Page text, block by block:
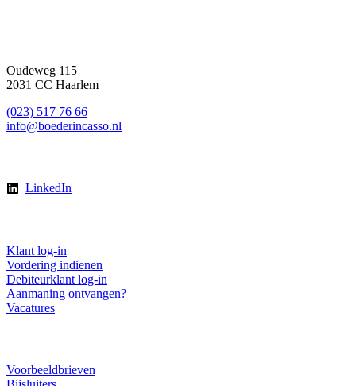
Oudeweg 115
2031 CC Haarlem
(023) 517 76 66
info@boederincasso.nl
LinkedIn
Klant log-in
Vordering indienen
Debiteurklant log-in
Aanmaning ontvangen?
Vacatures
Voorbeeldbrieven